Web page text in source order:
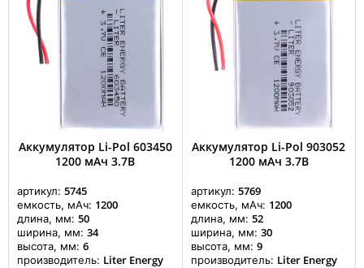
Аккумулятор Li-Pol 603450
1200 мАч 3.7В
артикул: 5745
емкость, мАч: 1200
длина, мм: 50
ширина, мм: 34
высота, мм: 6
производитель: Liter Energy
Аккумулятор Li-Pol 903052
1200 мАч 3.7В
артикул: 5769
емкость, мАч: 1200
длина, мм: 52
ширина, мм: 30
высота, мм: 9
производитель: Liter Energy